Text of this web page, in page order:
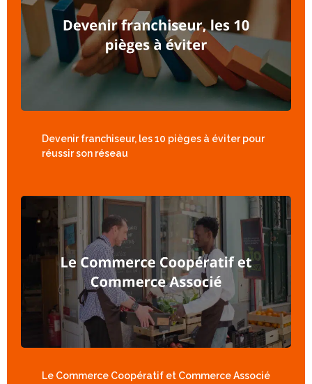
Devenir franchiseur, les 10 pièges à éviter pour
réussir son réseau
Le Commerce Coopératif et Commerce Associé